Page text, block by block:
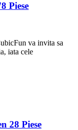
Piese
va invita sa
iata cele
28 Piese